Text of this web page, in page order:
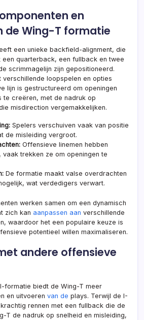
en
de Wing-T formatie
een unieke backfield-alignment, die
quarterback, een fullback en twee
scrimmagelijn zijn gepositioneerd.
verschillende loopspelen en opties
lijn is gestructureerd om openingen
te creëren, met de nadruk op
misdirection vergemakkelijken.
Spelers verschuiven vaak van positie
de misleiding vergroot.
Offensieve linemen hebben
trekken ze om openingen te
De formatie maakt valse overdrachten
wat verdedigers verwart.
werken samen om een dynamisch
zich kan aanpassen aan verschillende
waardoor het een populaire keuze is
potentieel willen maximaliseren.
andere offensieve
formatie biedt de Wing-T meer
en uitvoeren van de plays. Terwijl de I-
rennen met een fullback die de
T de nadruk op snelheid en misleiding,